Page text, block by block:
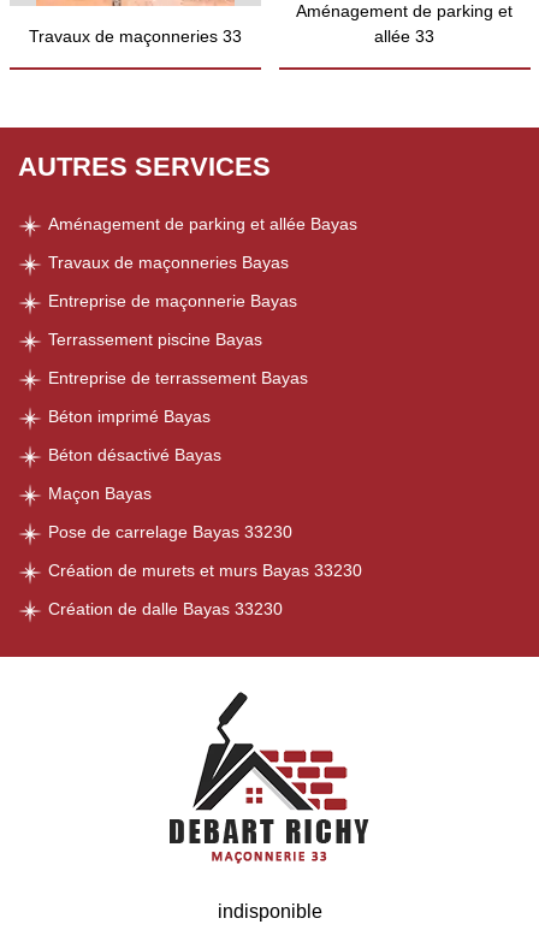
Travaux de maçonneries 33
Aménagement de parking et
allée 33
AUTRES SERVICES
Aménagement de parking et allée Bayas
Travaux de maçonneries Bayas
Entreprise de maçonnerie Bayas
Terrassement piscine Bayas
Entreprise de terrassement Bayas
Béton imprimé Bayas
Béton désactivé Bayas
Maçon Bayas
Pose de carrelage Bayas 33230
Création de murets et murs Bayas 33230
Création de dalle Bayas 33230
indisponible